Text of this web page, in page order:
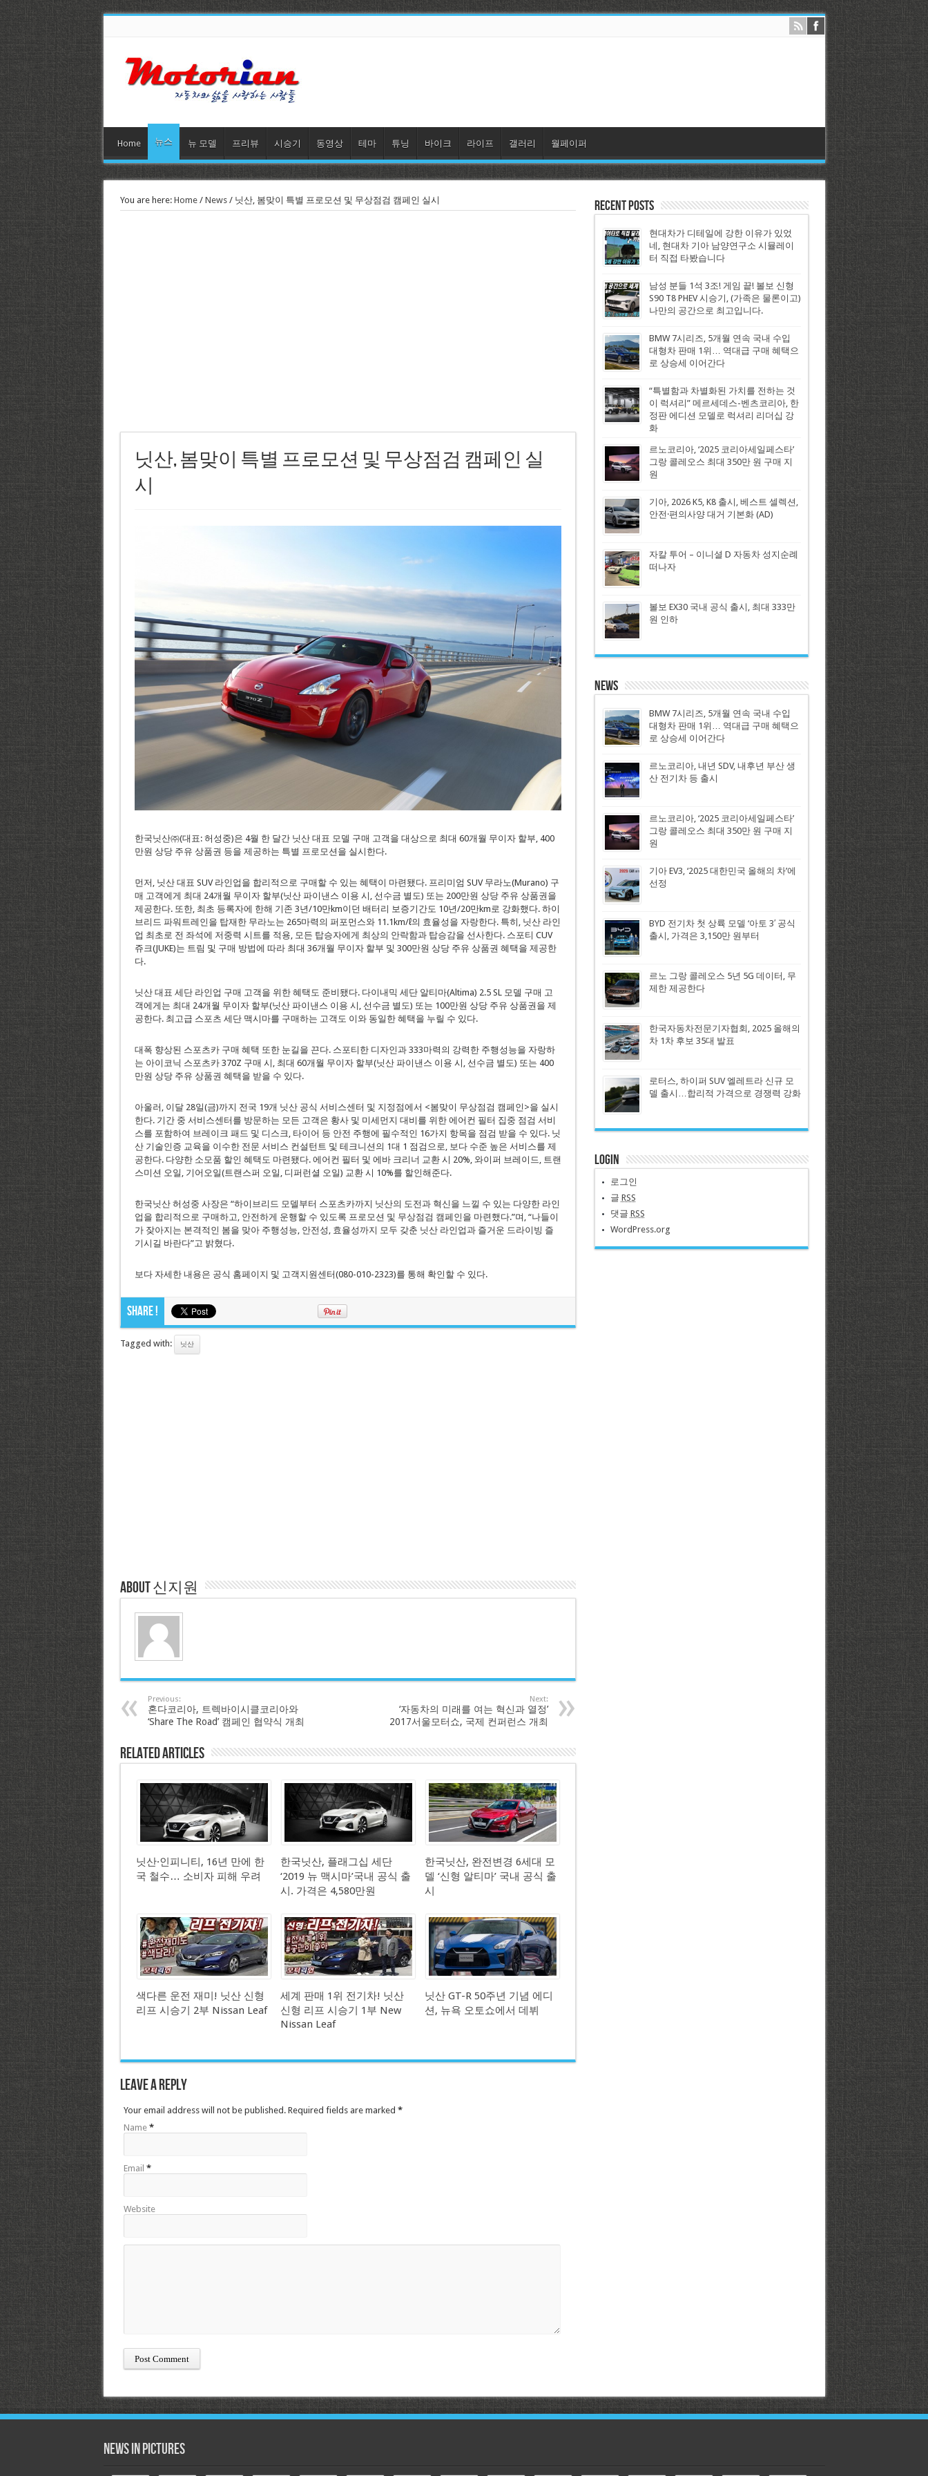
Home 뉴스 뉴 모델 프리뷰 시승기 동영상 테마 튜닝 바이크 라이프 갤러리 월페이퍼
You are here: Home/ News/ 닛산, 봄맞이 특별 프로모션 및 무상점검 캠페인 실시
닛산, 봄맞이 특별 프로모션 및 무상점검 캠페인 실
시
한국닛산㈜(대표: 허성중)은 4월 한 달간 닛산 대표 모델 구매 고객을 대상으로 최대 60개월 무이자 할부, 400
만원 상당 주유 상품권 등을 제공하는 특별 프로모션을 실시한다.
먼저, 닛산 대표 SUV 라인업을 합리적으로 구매할 수 있는 혜택이 마련됐다. 프리미엄 SUV 무라노(Murano) 구
매 고객에게 최대 24개월 무이자 할부(닛산 파이낸스 이용 시, 선수금 별도) 또는 200만원 상당 주유 상품권을
제공한다. 또한, 최초 등록자에 한해 기존 3년/10만km이던 배터리 보증기간도 10년/20만km로 강화했다. 하이
브리드 파워트레인을 탑재한 무라노는 265마력의 퍼포먼스와 11.1km/ℓ의 효율성을 자랑한다. 특히, 닛산 라인
업 최초로 전 좌석에 저중력 시트를 적용, 모든 탑승자에게 최상의 안락함과 탑승감을 선사한다. 스포티 CUV
쥬크(JUKE)는 트림 및 구매 방법에 따라 최대 36개월 무이자 할부 및 300만원 상당 주유 상품권 혜택을 제공한
다.
닛산 대표 세단 라인업 구매 고객을 위한 혜택도 준비됐다. 다이내믹 세단 알티마(Altima) 2.5 SL 모델 구매 고
객에게는 최대 24개월 무이자 할부(닛산 파이낸스 이용 시, 선수금 별도) 또는 100만원 상당 주유 상품권을 제
공한다. 최고급 스포츠 세단 맥시마를 구매하는 고객도 이와 동일한 혜택을 누릴 수 있다.
대폭 향상된 스포츠카 구매 혜택 또한 눈길을 끈다. 스포티한 디자인과 333마력의 강력한 주행성능을 자랑하
는 아이코닉 스포츠카 370Z 구매 시, 최대 60개월 무이자 할부(닛산 파이낸스 이용 시, 선수금 별도) 또는 400
만원 상당 주유 상품권 혜택을 받을 수 있다.
아울러, 이달 28일(금)까지 전국 19개 닛산 공식 서비스센터 및 지정점에서 <봄맞이 무상점검 캠페인>을 실시
한다. 기간 중 서비스센터를 방문하는 모든 고객은 황사 및 미세먼지 대비를 위한 에어컨 필터 집중 점검 서비
스를 포함하여 브레이크 패드 및 디스크, 타이어 등 안전 주행에 필수적인 16가지 항목을 점검 받을 수 있다. 닛
산 기술인증 교육을 이수한 전문 서비스 컨설턴트 및 테크니션의 1대 1 점검으로, 보다 수준 높은 서비스를 제
공한다. 다양한 소모품 할인 혜택도 마련됐다. 에어컨 필터 및 에바 크리너 교환 시 20%, 와이퍼 브레이드, 트랜
스미션 오일, 기어오일(트랜스퍼 오일, 디퍼런셜 오일) 교환 시 10%를 할인해준다.
한국닛산 허성중 사장은 “하이브리드 모델부터 스포츠카까지 닛산의 도전과 혁신을 느낄 수 있는 다양한 라인
업을 합리적으로 구매하고, 안전하게 운행할 수 있도록 프로모션 및 무상점검 캠페인을 마련했다.”며, “나들이
가 잦아지는 본격적인 봄을 맞아 주행성능, 안전성, 효율성까지 모두 갖춘 닛산 라인업과 즐거운 드라이빙 즐
기시길 바란다”고 밝혔다.
보다 자세한 내용은 공식 홈페이지 및 고객지원센터(080-010-2323)를 통해 확인할 수 있다.
Share !
Tagged with: 닛산
About 신지원
Previous:
혼다코리아, 트렉바이시클코리아와
‘Share The Road’ 캠페인 협약식 개최
Next:
‘자동차의 미래를 여는 혁신과 열정’
2017서울모터쇼, 국제 컨퍼런스 개최
Related Articles
닛산·인피니티, 16년 만에 한
국 철수… 소비자 피해 우려
한국닛산, 플래그십 세단
‘2019 뉴 맥시마’국내 공식 출
시. 가격은 4,580만원
한국닛산, 완전변경 6세대 모
델 ‘신형 알티마’ 국내 공식 출
시
색다른 운전 재미! 닛산 신형
리프 시승기 2부 Nissan Leaf
세계 판매 1위 전기차! 닛산
신형 리프 시승기 1부 New
Nissan Leaf
닛산 GT-R 50주년 기념 에디
션, 뉴욕 오토쇼에서 데뷔
Leave a Reply
Your email address will not be published. Required fields are marked *
Name *
Email *
Website
Recent Posts
현대차가 디테일에 강한 이유가 있었
네, 현대차 기아 남양연구소 시뮬레이
터 직접 타봤습니다
남성 분들 1석 3조! 게임 끝! 볼보 신형
S90 T8 PHEV 시승기, (가족은 물론이고)
나만의 공간으로 최고입니다.
BMW 7시리즈, 5개월 연속 국내 수입
대형차 판매 1위… 역대급 구매 혜택으
로 상승세 이어간다
“특별함과 차별화된 가치를 전하는 것
이 럭셔리” 메르세데스-벤츠코리아, 한
정판 에디션 모델로 럭셔리 리더십 강
화
르노코리아, ‘2025 코리아세일페스타’
그랑 콜레오스 최대 350만 원 구매 지
원
기아, 2026 K5, K8 출시, 베스트 셀렉션,
안전·편의사양 대거 기본화 (AD)
자칼 투어 – 이니셜 D 자동차 성지순례
떠나자
볼보 EX30 국내 공식 출시, 최대 333만
원 인하
News
BMW 7시리즈, 5개월 연속 국내 수입
대형차 판매 1위… 역대급 구매 혜택으
로 상승세 이어간다
르노코리아, 내년 SDV, 내후년 부산 생
산 전기차 등 출시
르노코리아, ‘2025 코리아세일페스타’
그랑 콜레오스 최대 350만 원 구매 지
원
기아 EV3, ‘2025 대한민국 올해의 차’에
선정
BYD 전기차 첫 상륙 모델 ‘아토 3′ 공식
출시, 가격은 3,150만 원부터
르노 그랑 콜레오스 5년 5G 데이터, 무
제한 제공한다
한국자동차전문기자협회, 2025 올해의
차 1차 후보 35대 발표
로터스, 하이퍼 SUV 엘레트라 신규 모
델 출시…합리적 가격으로 경쟁력 강화
Login
로그인
글 RSS
댓글 RSS
WordPress.org
News in Pictures